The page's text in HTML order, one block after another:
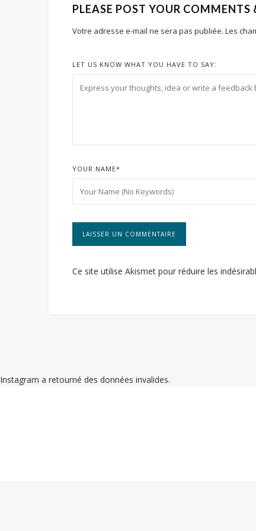
PLEASE POST YOUR COMMENTS
Votre adresse e-mail ne sera pas publiée. Les
LET US KNOW WHAT YOU HAVE TO SAY:
YOUR NAME*
Ce site utilise Akismet pour réduire les
Instagram a retourné des données invalides.